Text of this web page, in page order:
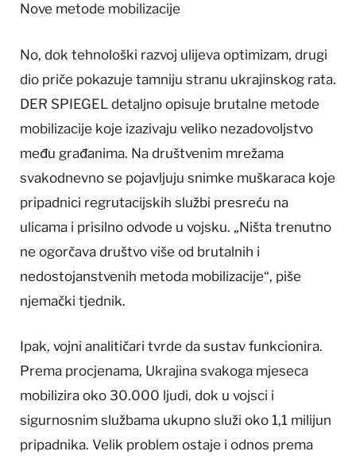
Nove metode mobilizacije
No, dok tehnološki razvoj ulijeva optimizam, drugi
dio priče pokazuje tamniju stranu ukrajinskog rata.
DER SPIEGEL detaljno opisuje brutalne metode
mobilizacije koje izazivaju veliko nezadovoljstvo
među građanima. Na društvenim mrežama
svakodnevno se pojavljuju snimke muškaraca koje
pripadnici regrutacijskih službi presreću na
ulicama i prisilno odvode u vojsku. „Ništa trenutno
ne ogorčava društvo više od brutalnih i
nedostojanstvenih metoda mobilizacije“, piše
njemački tjednik.
Ipak, vojni analitičari tvrde da sustav funkcionira.
Prema procjenama, Ukrajina svakoga mjeseca
mobilizira oko 30.000 ljudi, dok u vojsci i
sigurnosnim službama ukupno služi oko 1,1 milijun
pripadnika. Velik problem ostaje i odnos prema